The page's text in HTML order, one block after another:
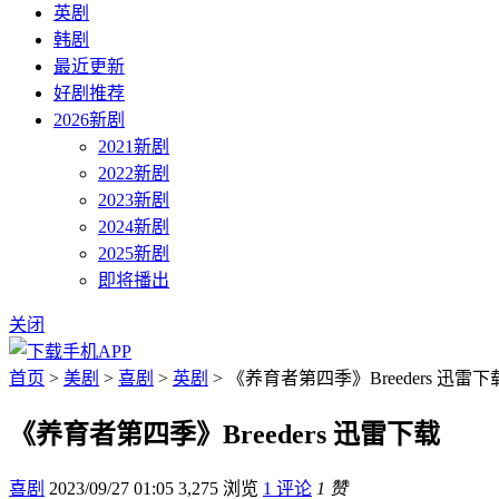
英剧
韩剧
最近更新
好剧推荐
2026新剧
2021新剧
2022新剧
2023新剧
2024新剧
2025新剧
即将播出
关闭
首页 > 美剧 > 喜剧 > 英剧 > 《养育者第四季》Breeders 迅雷下
《养育者第四季》Breeders 迅雷下载
喜剧 2023/09/27 01:05 3,275 浏览 1 评论 1 赞